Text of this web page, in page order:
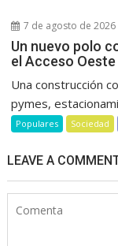
7 de agosto de 2026
Un nuevo polo
el Acceso
Una construcción
pymes,
Populares Sociedad
LEAVE A